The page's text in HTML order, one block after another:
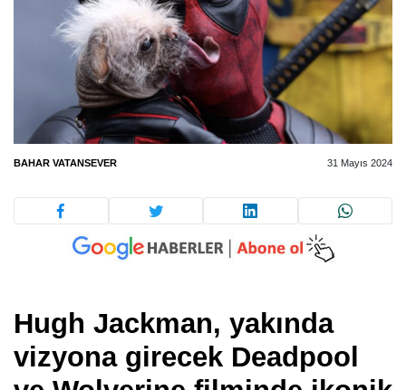
BAHAR VATANSEVER 31 Mayıs 2024
Hugh Jackman, yakında
vizyona girecek Deadpool